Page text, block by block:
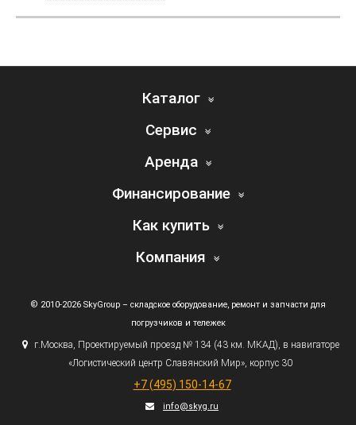
Каталог
Сервис
Аренда
Финансирование
Как купить
Компания
© 2010-2026 SkyGroup – складское оборудование, ремонт и запчасти для
погрузчиков и тележек
г.Москва, Проектируемый проезд № 134 (43км. МКАД), в навигаторе
«Логистический центр Славянский Мир», корпус 30
+7 (495) 150-14-67
info@skyg.ru